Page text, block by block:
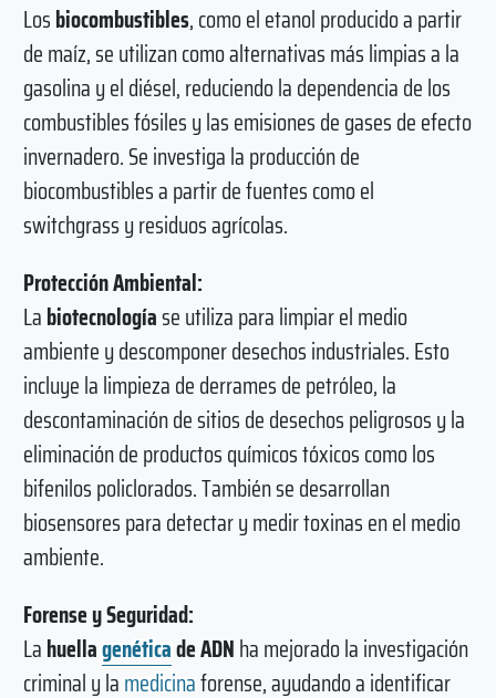
Losbiocombustibles, como el etanol producido a partir
de maíz, se utilizan como alternativas más limpias a la
gasolina y el diésel, reduciendo la dependencia de los
combustibles fósiles y las emisiones de gases de efecto
invernadero. Se investiga la producción de
biocombustibles a partir de fuentes como el
switchgrass y residuos agrícolas.
Protección Ambiental:
Labiotecnologíase utiliza para limpiar el medio
ambiente y descomponer desechos industriales. Esto
incluye la limpieza de derrames de petróleo, la
descontaminación de sitios de desechos peligrosos y la
eliminación de productos químicos tóxicos como los
bifenilos policlorados. También se desarrollan
biosensores para detectar y medir toxinas en el medio
ambiente.
Forense y Seguridad:
Lahuellagenéticade ADNha mejorado la investigación
criminal y lamedicinaforense, ayudando a identificar